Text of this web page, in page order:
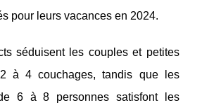
pour leurs vacances en 2024.
séduisent les couples et petites
à 4 couchages, tandis que les
6 à 8 personnes satisfont les